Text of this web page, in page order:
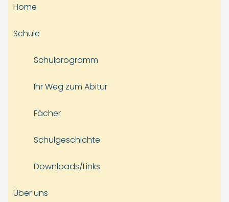
Home
Schule
Schulprogramm
Ihr Weg zum Abitur
Fächer
Schulgeschichte
Downloads/Links
Über uns